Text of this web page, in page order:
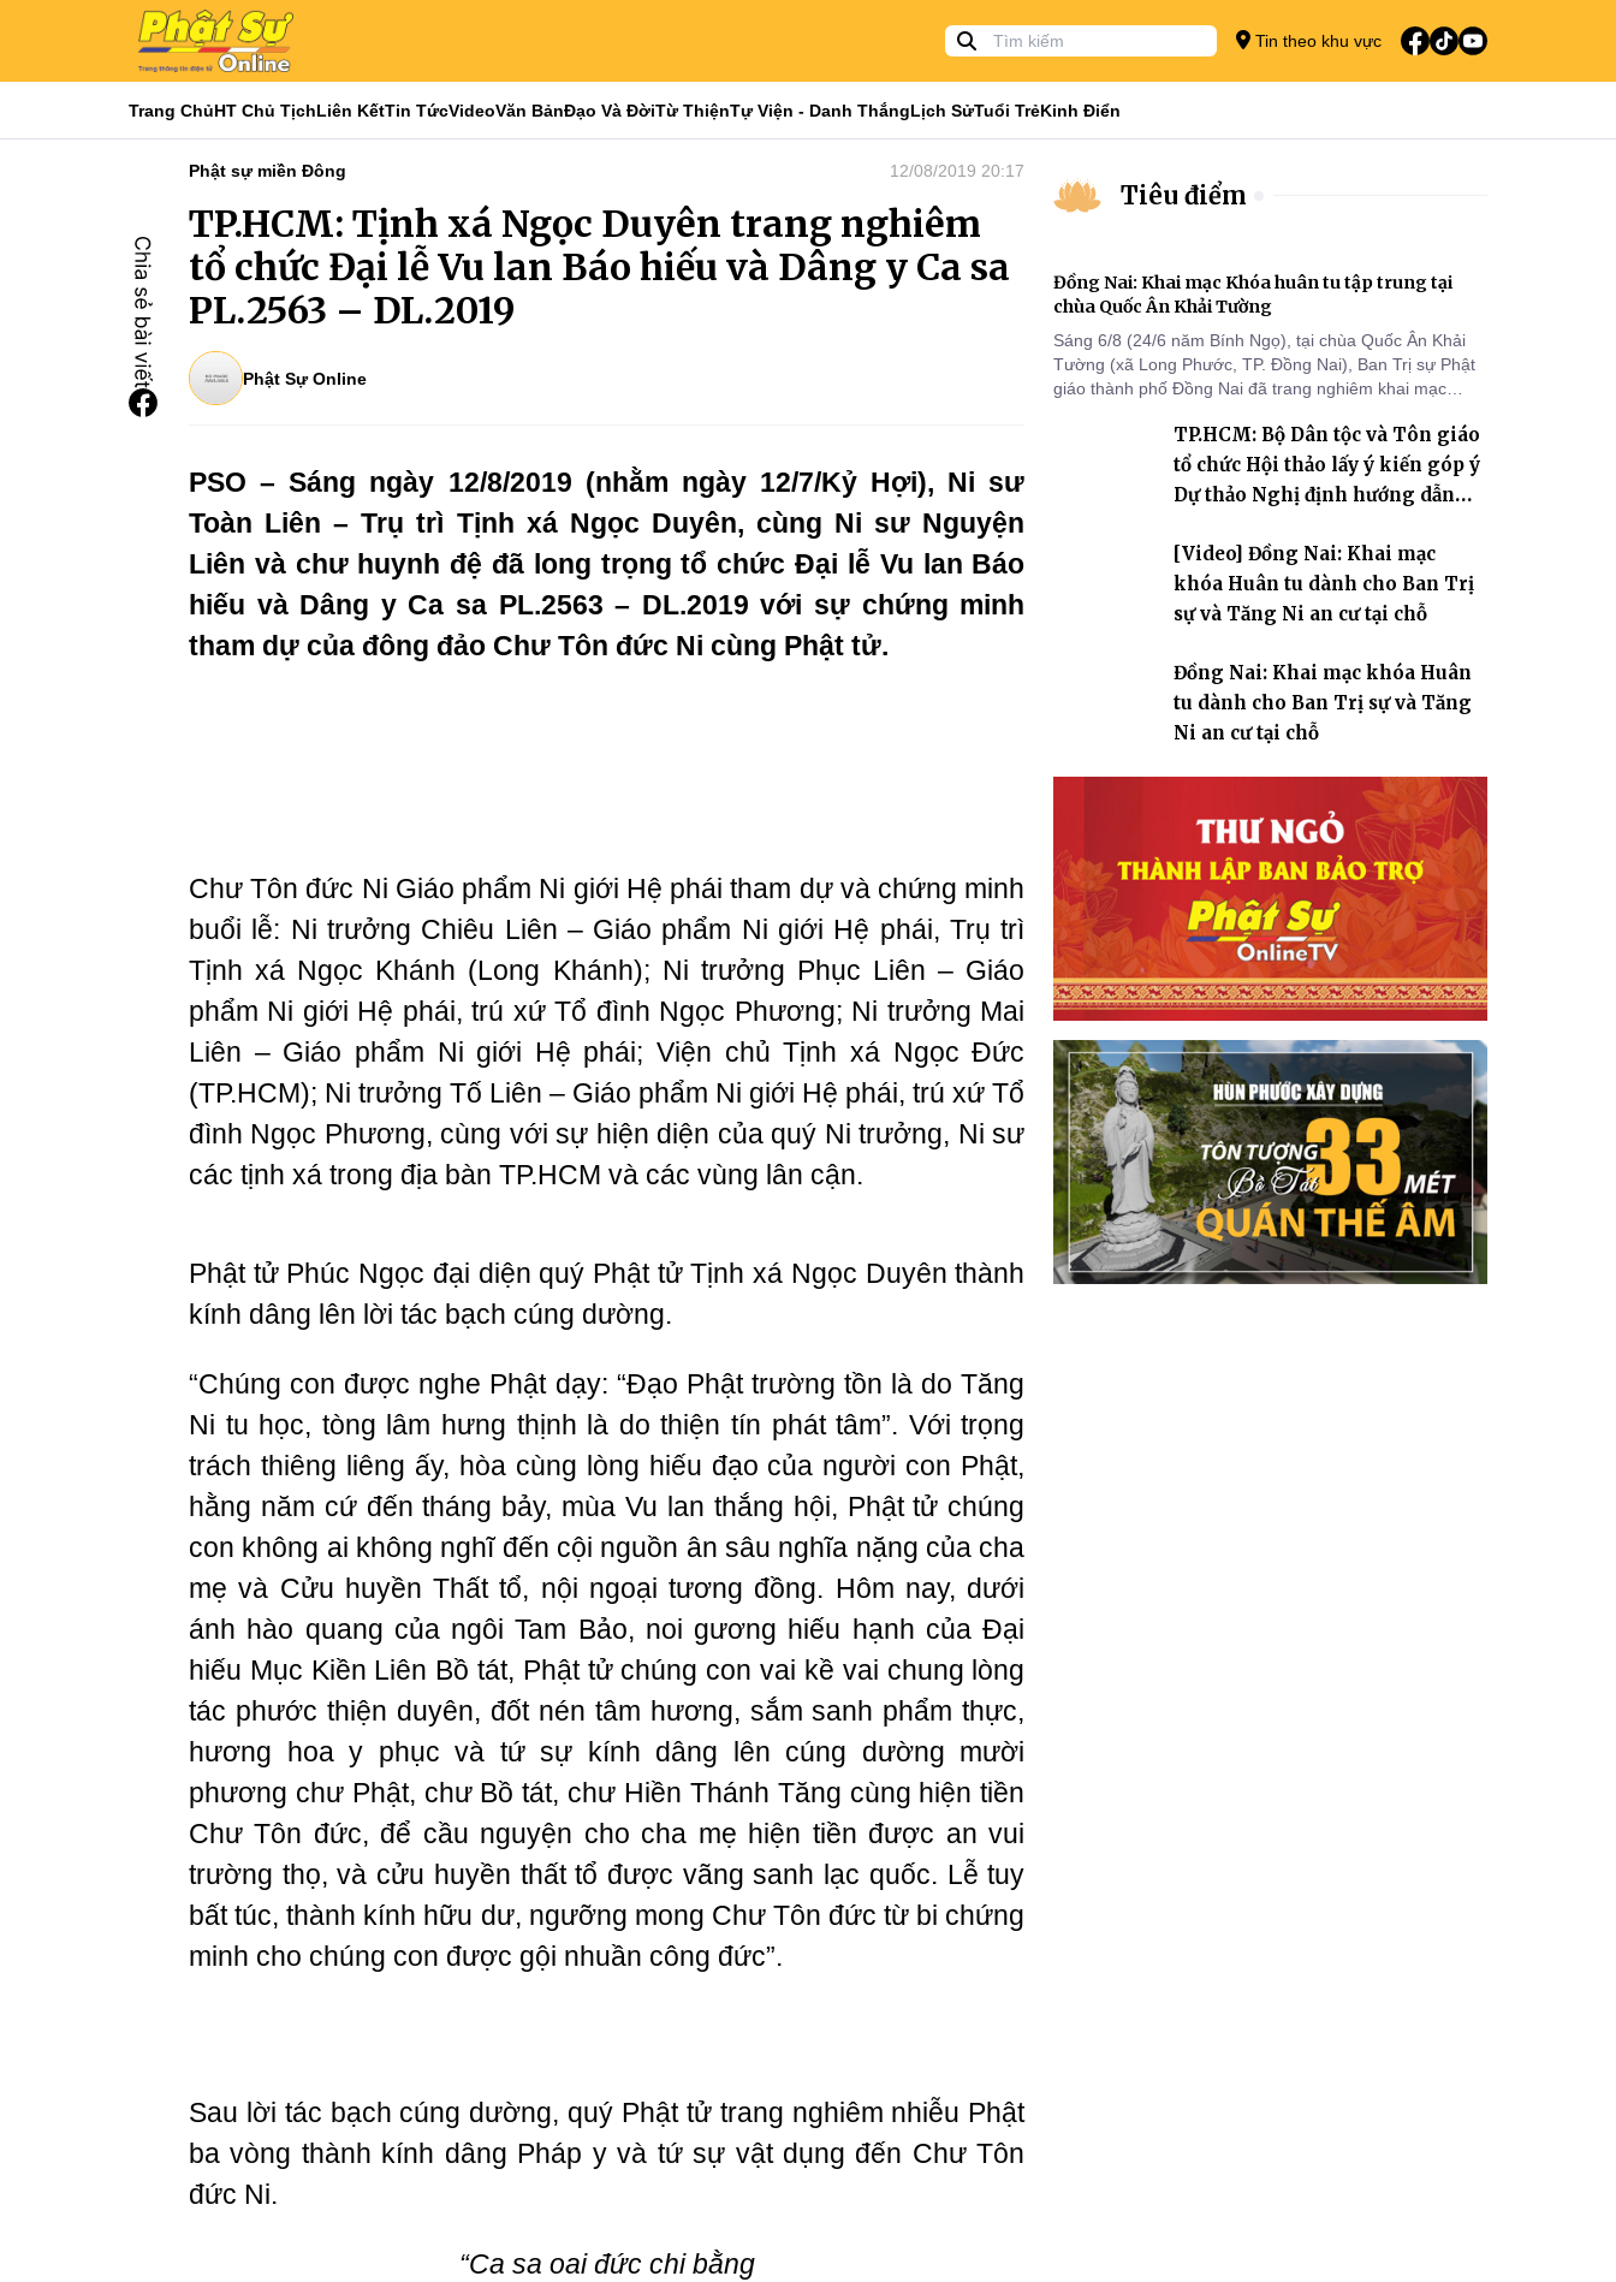
Tin theo khu vực
Trang ChủHT Chủ TịchLiên KếtTin TứcVideoVăn BảnĐạo Và ĐờiTừ ThiệnTự Viện - Danh ThắngLịch SửTuổi TrẻKinh Điển
Phật sự miền Đông 12/08/2019 20:17
TP.HCM: Tịnh xá Ngọc Duyên trang nghiêm
tổ chức Đại lễ Vu lan Báo hiếu và Dâng y Ca sa
PL.2563 – DL.2019
Phật Sự Online
PSO – Sáng ngày 12/8/2019 (nhằm ngày 12/7/Kỷ Hợi), Ni sư
Toàn Liên – Trụ trì Tịnh xá Ngọc Duyên, cùng Ni sư Nguyện
Liên và chư huynh đệ đã long trọng tổ chức Đại lễ Vu lan Báo
hiếu và Dâng y Ca sa PL.2563 – DL.2019 với sự chứng minh
tham dự của đông đảo Chư Tôn đức Ni cùng Phật tử.
Chư Tôn đức Ni Giáo phẩm Ni giới Hệ phái tham dự và chứng minh
buổi lễ: Ni trưởng Chiêu Liên – Giáo phẩm Ni giới Hệ phái, Trụ trì
Tịnh xá Ngọc Khánh (Long Khánh); Ni trưởng Phục Liên – Giáo
phẩm Ni giới Hệ phái, trú xứ Tổ đình Ngọc Phương; Ni trưởng Mai
Liên – Giáo phẩm Ni giới Hệ phái; Viện chủ Tịnh xá Ngọc Đức
(TP.HCM); Ni trưởng Tố Liên – Giáo phẩm Ni giới Hệ phái, trú xứ Tổ
đình Ngọc Phương, cùng với sự hiện diện của quý Ni trưởng, Ni sư
các tịnh xá trong địa bàn TP.HCM và các vùng lân cận.
Phật tử Phúc Ngọc đại diện quý Phật tử Tịnh xá Ngọc Duyên thành
kính dâng lên lời tác bạch cúng dường.
“Chúng con được nghe Phật dạy: “Đạo Phật trường tồn là do Tăng
Ni tu học, tòng lâm hưng thịnh là do thiện tín phát tâm”. Với trọng
trách thiêng liêng ấy, hòa cùng lòng hiếu đạo của người con Phật,
hằng năm cứ đến tháng bảy, mùa Vu lan thắng hội, Phật tử chúng
con không ai không nghĩ đến cội nguồn ân sâu nghĩa nặng của cha
mẹ và Cửu huyền Thất tổ, nội ngoại tương đồng. Hôm nay, dưới
ánh hào quang của ngôi Tam Bảo, noi gương hiếu hạnh của Đại
hiếu Mục Kiền Liên Bồ tát, Phật tử chúng con vai kề vai chung lòng
tác phước thiện duyên, đốt nén tâm hương, sắm sanh phẩm thực,
hương hoa y phục và tứ sự kính dâng lên cúng dường mười
phương chư Phật, chư Bồ tát, chư Hiền Thánh Tăng cùng hiện tiền
Chư Tôn đức, để cầu nguyện cho cha mẹ hiện tiền được an vui
trường thọ, và cửu huyền thất tổ được vãng sanh lạc quốc. Lễ tuy
bất túc, thành kính hữu dư, ngưỡng mong Chư Tôn đức từ bi chứng
minh cho chúng con được gội nhuần công đức”.
Sau lời tác bạch cúng dường, quý Phật tử trang nghiêm nhiễu Phật
ba vòng thành kính dâng Pháp y và tứ sự vật dụng đến Chư Tôn
đức Ni.
“Ca sa oai đức chi bằng
Tiêu điểm
Đồng Nai: Khai mạc Khóa huân tu tập trung tại
chùa Quốc Ân Khải Tường
Sáng 6/8 (24/6 năm Bính Ngọ), tại chùa Quốc Ân Khải
Tường (xã Long Phước, TP. Đồng Nai), Ban Trị sự Phật
giáo thành phố Đồng Nai đã trang nghiêm khai mạc
2570 dành cho chư Tăng hành giả an cư tại chỗ khu vực
VII, VIII và trường hạ chùa Quốc Ân Khải Tường.
TP.HCM: Bộ Dân tộc và Tôn giáo
tổ chức Hội thảo lấy ý kiến góp ý
Dự thảo Nghị định hướng dẫn
giáo
[Video] Đồng Nai: Khai mạc
khóa Huân tu dành cho Ban Trị
sự và Tăng Ni an cư tại chỗ
Đồng Nai: Khai mạc khóa Huân
tu dành cho Ban Trị sự và Tăng
Ni an cư tại chỗ